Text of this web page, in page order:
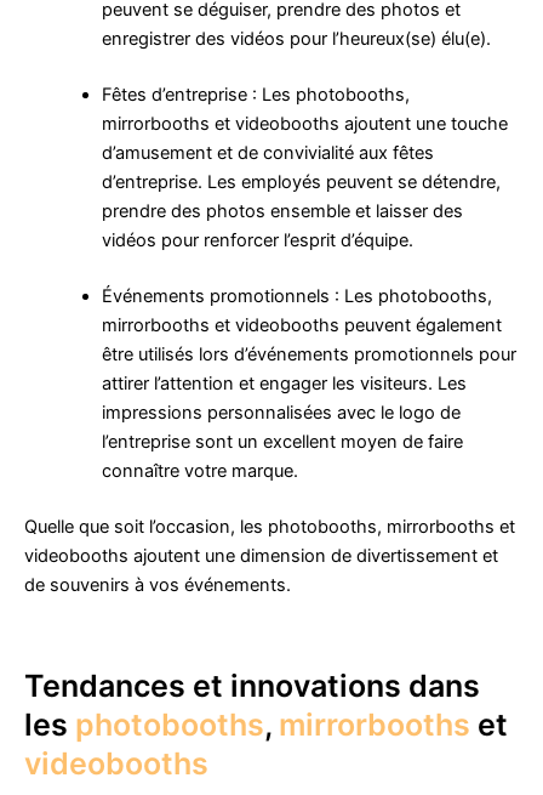
peuvent se déguiser, prendre des photos et
enregistrer des vidéos pour l’heureux(se) élu(e).
Fêtes d’entreprise : Les photobooths,
mirrorbooths et videobooths ajoutent une touche
d’amusement et de convivialité aux fêtes
d’entreprise. Les employés peuvent se détendre,
prendre des photos ensemble et laisser des
vidéos pour renforcer l’esprit d’équipe.
Événements promotionnels : Les photobooths,
mirrorbooths et videobooths peuvent également
être utilisés lors d’événements promotionnels pour
attirer l’attention et engager les visiteurs. Les
impressions personnalisées avec le logo de
l’entreprise sont un excellent moyen de faire
connaître votre marque.
Quelle que soit l’occasion, les photobooths, mirrorbooths et
videobooths ajoutent une dimension de divertissement et
de souvenirs à vos événements.
Tendances et innovations dans
les photobooths, mirrorbooths et
videobooths